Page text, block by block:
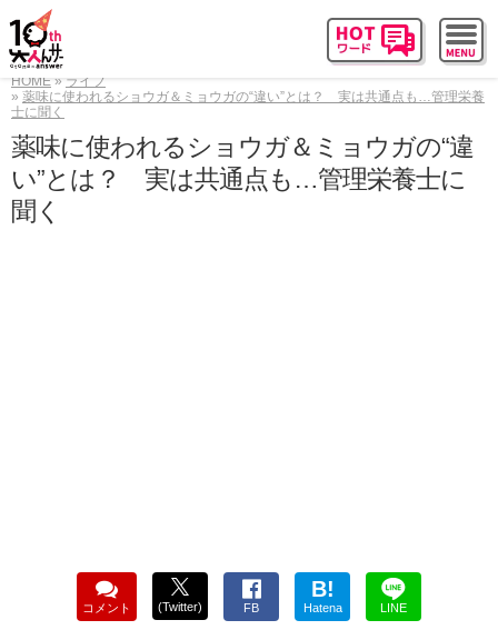
HOME
ライフ
薬味に使われるショウガ＆ミョウガの“違い”とは？ 実は共通点も…管理栄養
士に聞く
薬味に使われるショウガ＆ミョウガの“違
い”とは？ 実は共通点も…管理栄養士に
聞く
コメント (Twitter) FB
B!
Hatena LINE